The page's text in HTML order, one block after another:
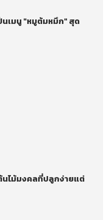
นเมนู "หมูต้มหมึก" สุด
นไม้มงคลที่ปลูกง่ายแต่